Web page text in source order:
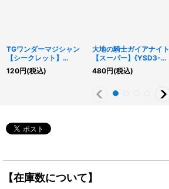
TGワンダーマジシャン
【シークレット】
{QCCP-JP042}《シン
クロ》
120円(税込)
大地の騎士ガイアナイト
【スーパー】{YSD3-
JP042}《シンクロ》
480円(税込)
【在庫数について】